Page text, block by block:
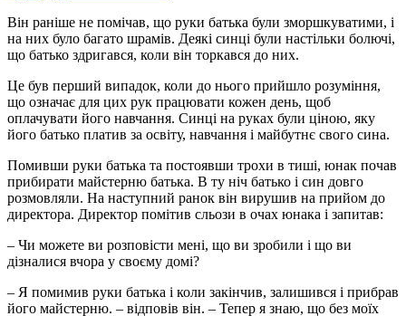
Він раніше не помічав, що руки батька були зморшкуватими, і
на них було багато шрамів. Деякі синці були настільки болючі,
що батько здригався, коли він торкався до них.
Це був перший випадок, коли до нього прийшло розуміння,
що означає для цих рук працювати кожен день, щоб
оплачувати його навчання. Синці на руках були ціною, яку
його батько платив за освіту, навчання і майбутнє свого сина.
Помивши руки батька та постоявши трохи в тиші, юнак почав
прибирати майстерню батька. В ту ніч батько і син довго
розмовляли. На наступний ранок він вирушив на прийом до
директора. Директор помітив сльози в очах юнака і запитав:
– Чи можете ви розповісти мені, що ви зробили і що ви
дізналися вчора у своєму домі?
– Я помимив руки батька і коли закінчив, залишився і прибрав
його майстерню. – відповів він. – Тепер я знаю, що без моїх